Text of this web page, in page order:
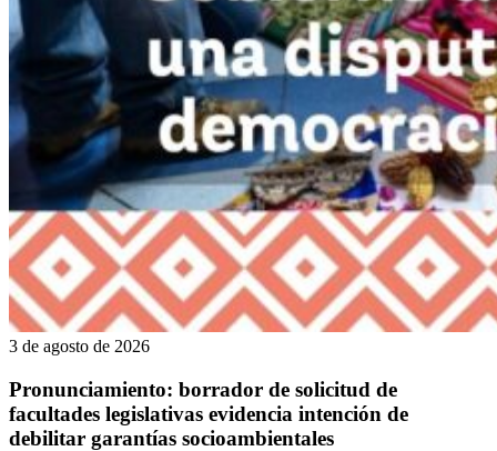
3 de agosto de 2026
Pronunciamiento: borrador de solicitud de
facultades legislativas evidencia intención de
debilitar garantías socioambientales